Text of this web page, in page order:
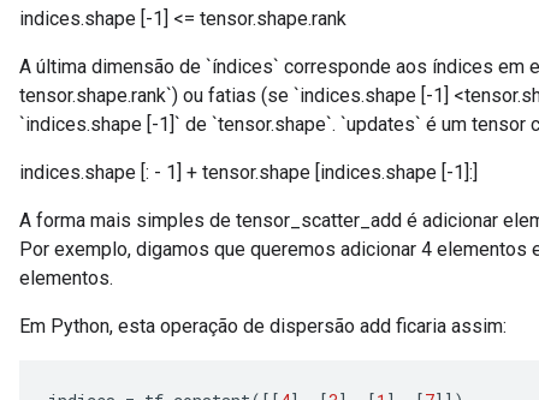
indices.shape [-1] <= tensor.shape.rank
A última dimensão de `índices` corresponde aos índices em
tensor.shape.rank`) ou fatias (se `indices.shape [-1]
`indices.shape [-1]` de `tensor.shape`. `updates` é um tensor
indices.shape [: - 1] + tensor.shape [indices.shape [-1]:]
A forma mais simples de tensor_scatter_add é adicionar
Por exemplo, digamos que queremos adicionar 4
elementos.
Em Python, esta operação de dispersão add ficaria assim: